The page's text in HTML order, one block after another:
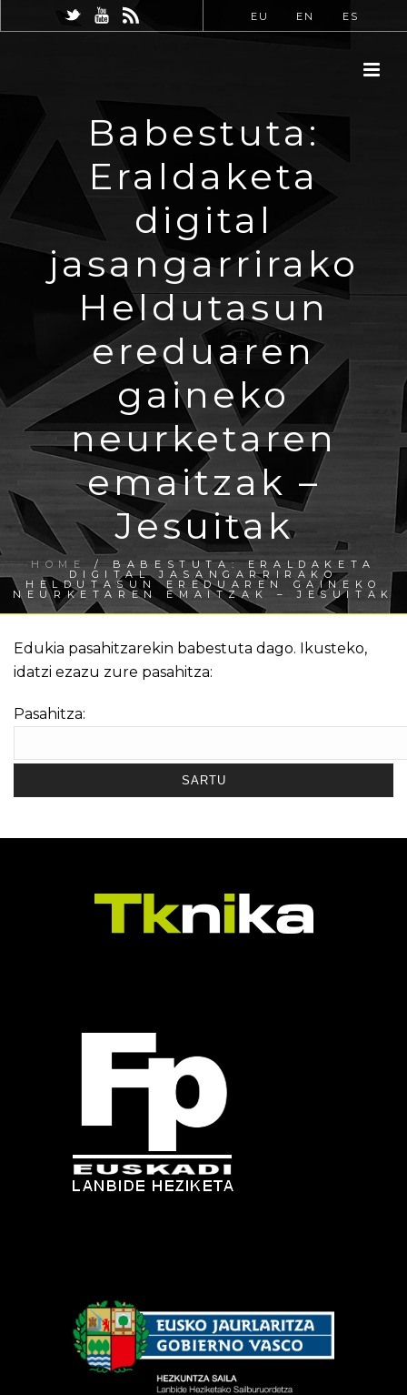
EU EN ES
Babestuta:
Eraldaketa
digital
jasangarrirako
Heldutasun
ereduaren
gaineko
neurketaren
emaitzak –
Jesuitak
HOME/ BABESTUTA: ERALDAKETA
DIGITAL JASANGARRIRAKO
HELDUTASUN EREDUAREN GAINEKO
NEURKETAREN EMAITZAK – JESUITAK
Edukia pasahitzarekin babestuta dago. Ikusteko,
idatzi ezazu zure pasahitza:
Pasahitza: